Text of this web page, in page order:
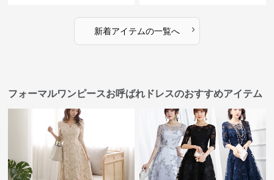
新着アイテムの一覧へ ›
フォーマルワンピースお呼ばれドレスのおすすめアイテム